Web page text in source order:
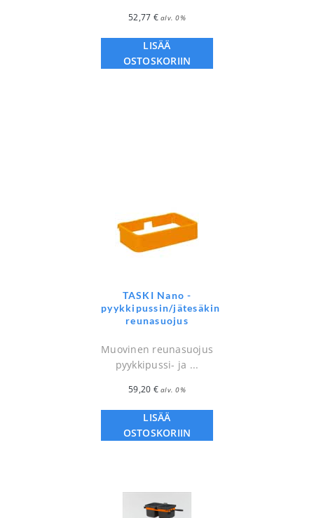
52,77 € alv. 0%
LISÄÄ
OSTOSKORIIN
TASKI Nano -
pyykkipussin/jätesäkin
reunasuojus
Muovinen reunasuojus
pyykkipussi- ja ...
59,20 € alv. 0%
LISÄÄ
OSTOSKORIIN